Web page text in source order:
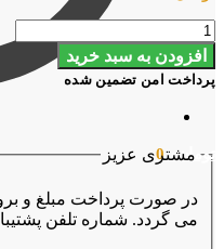
تومان۰ 0
تراکت
نوشت
افزار
عدد
افزودن به سبد خرید
پرداخت امن تضمین شده
مشتری عزیز
در صورت پرداخت مبلغ و
می گردد. شماره تلفن پشتیبانی